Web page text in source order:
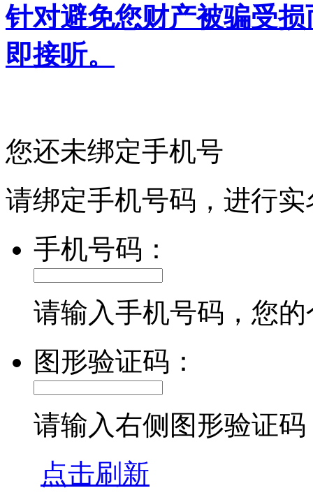
针对避免您财产被骗受
即接听。
您还未绑定手机号
请绑定手机号码，进行
手机号码：
请输入手机号码，您
图形验证码：
请输入右侧图形验证码
点击刷新